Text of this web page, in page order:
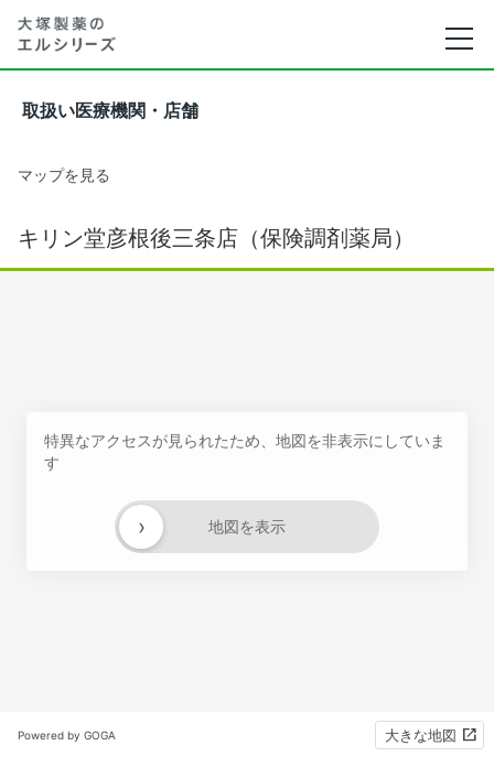
取扱い医療機関・店舗
マップを見る
キリン堂彦根後三条店（保険調剤薬局）
特異なアクセスが見られたため、地図を非表示にしていま
す
地図を表示
›
Powered by GOGA 大きな地図